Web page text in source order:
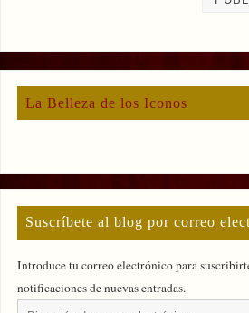
La Belleza de los Iconos
Suscríbete al blog por correo
Introduce tu correo electrónico para
notificaciones de nuevas entradas.